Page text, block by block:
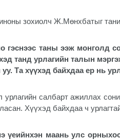
зохиолч Ж.Мөнхбатыг
гэснээс таны ээж монголд
танд урлагийн талын
Та хүүхэд байхдаа ер нь
урлагийн салбарт ажиллах
Хүүхэд байхдаа ч
үеийнхэн маань улс